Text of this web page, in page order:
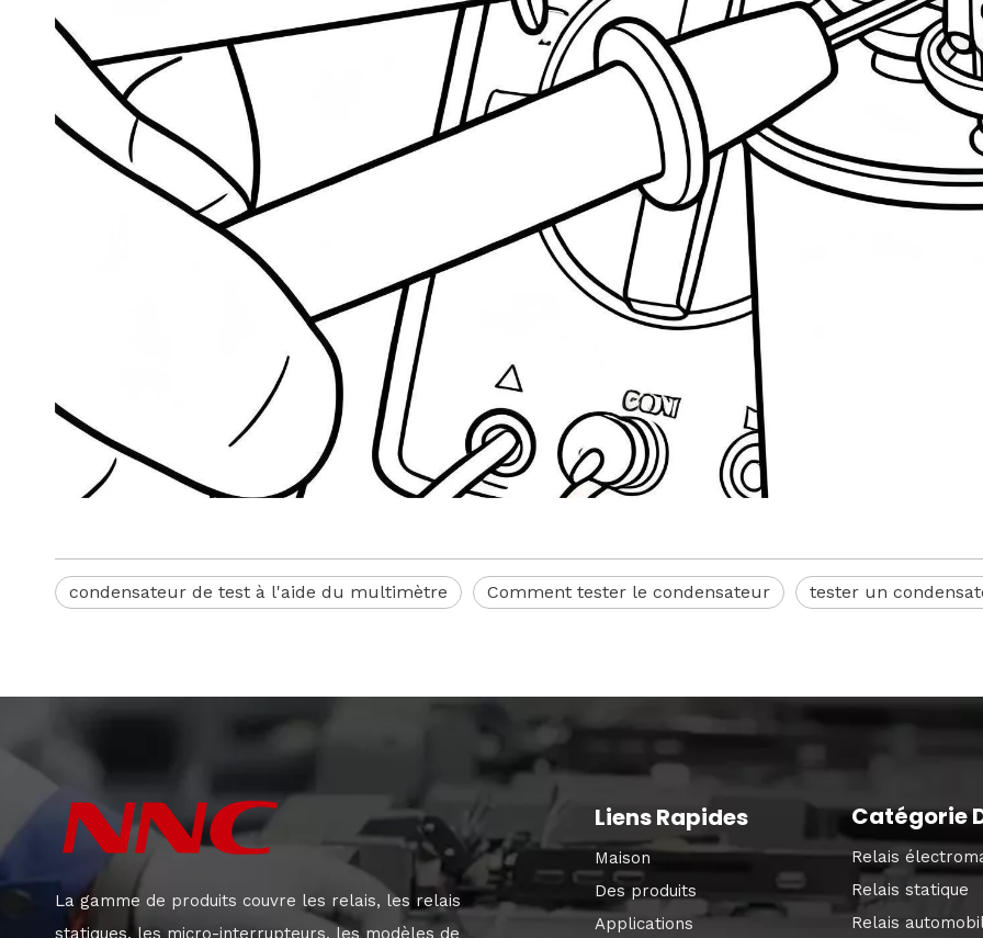
condensateur de test à l'aide du multimètre Comment tester le condensateur tester un
La gamme de produits couvre les relais, les relais
statiques, les micro-interrupteurs, les modèles de
Liens Rapides
Maison
Des produits
Applications
Catégorie
Relais
Relais statique
Relais